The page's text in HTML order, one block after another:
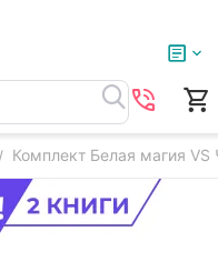
/ Комплект Белая магия